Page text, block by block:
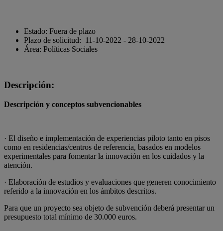
Estado: Fuera de plazo
Plazo de solicitud: 11-10-2022 - 28-10-2022
Área: Políticas Sociales
Descripción:
Descripción y conceptos subvencionables
· El diseño e implementación de experiencias piloto tanto en pisos
como en residencias/centros de referencia, basados en modelos
experimentales para fomentar la innovación en los cuidados y la
atención.
· Elaboración de estudios y evaluaciones que generen conocimiento
referido a la innovación en los ámbitos descritos.
Para que un proyecto sea objeto de subvención deberá presentar un
presupuesto total mínimo de 30.000 euros.